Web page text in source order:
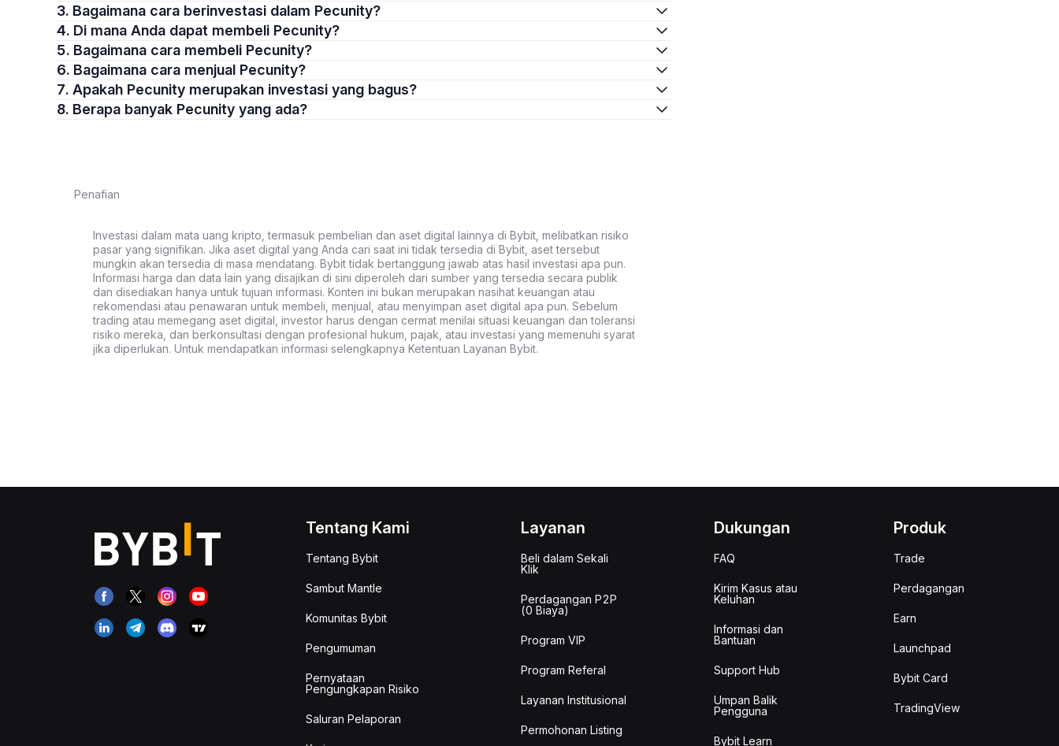
3. Bagaimana cara berinvestasi dalam Pecunity?
4. Di mana Anda dapat membeli Pecunity?
5. Bagaimana cara membeli Pecunity?
6. Bagaimana cara menjual Pecunity?
7. Apakah Pecunity merupakan investasi yang bagus?
8. Berapa banyak Pecunity yang ada?
Penafian
Investasi dalam mata uang kripto, termasuk pembelian dan aset digital lainnya di Bybit, melibatkan risiko
pasar yang signifikan. Jika aset digital yang Anda cari saat ini tidak tersedia di Bybit, aset tersebut
mungkin akan tersedia di masa mendatang. Bybit tidak bertanggung jawab atas hasil investasi apa pun.
Informasi harga dan data lain yang disajikan di sini diperoleh dari sumber yang tersedia secara publik
dan disediakan hanya untuk tujuan informasi. Konten ini bukan merupakan nasihat keuangan atau
rekomendasi atau penawaran untuk membeli, menjual, atau menyimpan aset digital apa pun. Sebelum
trading atau memegang aset digital, investor harus dengan cermat menilai situasi keuangan dan toleransi
risiko mereka, dan berkonsultasi dengan profesional hukum, pajak, atau investasi yang memenuhi syarat
jika diperlukan. Untuk mendapatkan informasi selengkapnya Ketentuan Layanan Bybit.
Tentang Kami
Tentang Bybit
Sambut Mantle
Komunitas Bybit
Pengumuman
Pernyataan
Pengungkapan Risiko
Saluran Pelaporan
Layanan
Beli dalam Sekali
Klik
Perdagangan P2P
(0 Biaya)
Program VIP
Program Referal
Layanan Institusional
Permohonan Listing
Dukungan
FAQ
Kirim Kasus atau
Keluhan
Informasi dan
Bantuan
Support Hub
Umpan Balik
Pengguna
Bybit Learn
Produk
Trade
Perdagangan
Earn
Launchpad
Bybit Card
TradingView